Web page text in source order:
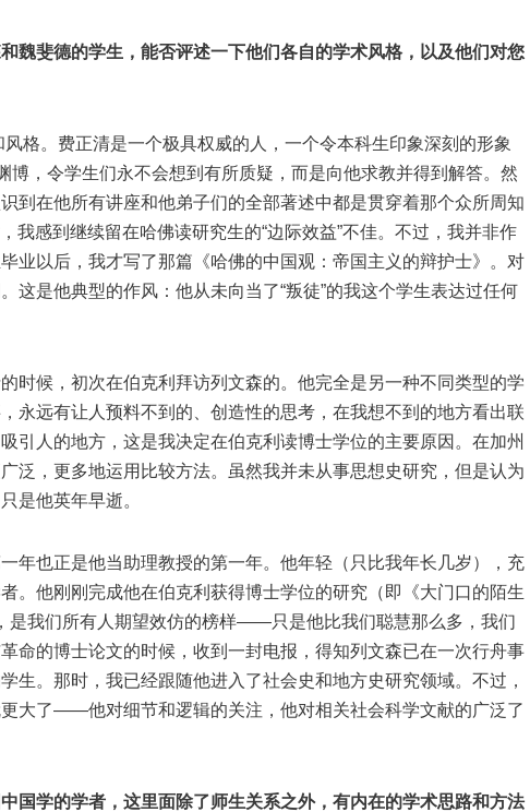
魏斐德的学生，能否评述一下他们各自的学术风格，以及他们对您
。费正清是一个极具权威的人，一个令本科生印象深刻的形象
，令学生们永不会想到有所质疑，而是向他求教并得到解答。然
到在他所有讲座和他弟子们的全部著述中都是贯穿着那个众所周知
我感到继续留在哈佛读研究生的“边际效益”不佳。不过，我并非作
业以后，我才写了那篇《哈佛的中国观：帝国主义的辩护士》。对
这是他典型的作风：他从未向当了“叛徒”的我这个学生表达过任何
时候，初次在伯克利拜访列文森的。他完全是另一种不同类型的学
永远有让人预料不到的、创造性的思考，在我想不到的地方看出联
引人的地方，这是我决定在伯克利读博士学位的主要原因。在加州
泛，更多地运用比较方法。虽然我并未从事思想史研究，但是认为
是他英年早逝。
年也正是他当助理教授的第一年。他年轻（只比我年长几岁），充
。他刚刚完成他在伯克利获得博士学位的研究（即《大门口的陌生
是我们所有人期望效仿的榜样——只是他比我们聪慧那么多，我们
命的博士论文的时候，收到一封电报，得知列文森已在一次行舟事
生。那时，我已经跟随他进入了社会史和地方史研究领域。不过，
大了——他对细节和逻辑的关注，他对相关社会科学文献的广泛了
国学的学者，这里面除了师生关系之外，有内在的学术思路和方法